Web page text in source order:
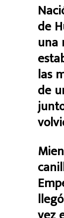
de
una
las
de